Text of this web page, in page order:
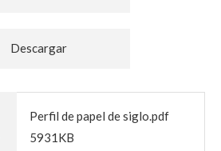
Descargar
Perfil de papel de siglo.pdf
5931KB